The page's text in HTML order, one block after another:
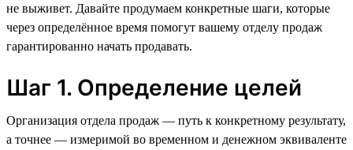
не выживет. Давайте продумаем конкретные шаги, которые
через определённое время помогут вашему отделу продаж
гарантированно начать продавать.
Шаг 1. Определение целей
Организация отдела продаж — путь к конкретному результату,
а точнее — измеримой во временном и денежном эквиваленте